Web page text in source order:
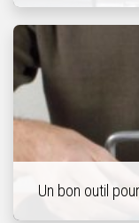
Un bon outil